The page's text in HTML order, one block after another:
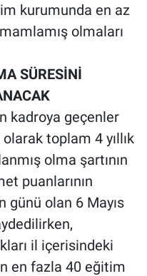
kurumunda en az
olmaları
SÜRESİNİ
kadroya geçenler
toplam 4 yıllık
olma şartının
puanlarının
günü olan 6 Mayıs
il içerisindeki
en fazla 40 eğitim